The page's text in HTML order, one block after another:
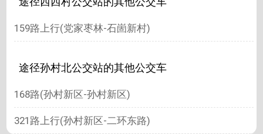
159路上行(党家枣林-石崮新村)
途径孙村北公交站的其他公交车
168路(孙村新区-孙村新区)
321路上行(孙村新区-二环东路)